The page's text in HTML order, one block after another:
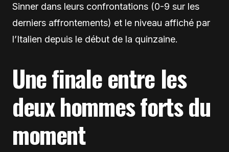
Sinner dans leurs confrontations (0-9 sur les
derniers affrontements) et le niveau affiché par
l’Italien depuis le début de la quinzaine.
Une finale entre les
deux hommes forts du
moment